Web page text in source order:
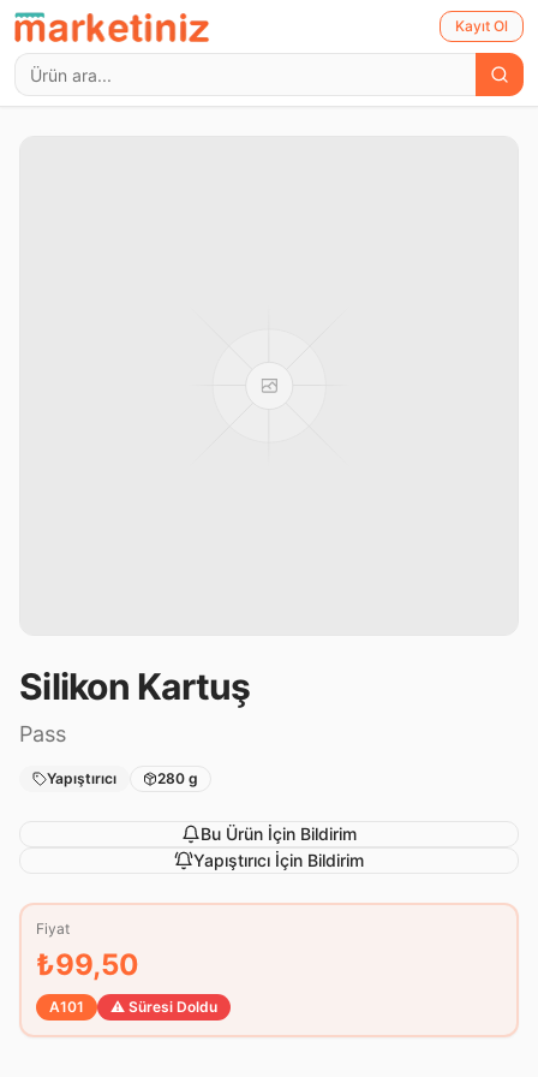
Kayıt Ol
Silikon Kartuş
Pass
Yapıştırıcı 280 g
Bu Ürün İçin Bildirim
Yapıştırıcı İçin Bildirim
Fiyat
₺99,50
A101 ⚠️ Süresi Doldu